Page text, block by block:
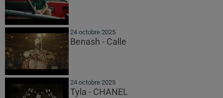
24 octobre 2025
Benash - Calle
24 octobre 2025
Tyla - CHANEL